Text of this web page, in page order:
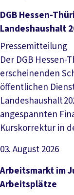
Artikel lesen
DGB Hessen-
Landeshaushalt
Pressemitteilung
Der DGB
erscheinenden
öffentlichen
Landeshaushalt
angespannten
Kurskorrektur in
03. August 2026
Artikel lesen
Arbeitsmarkt im
Arbeitsplätze